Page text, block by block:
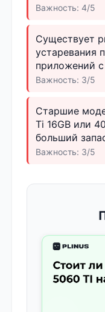
Важность: 4/5
Существует
устаревания
приложений
Важность: 3/5
Старшие
Ti 16GB или
больший
Важность: 3/5